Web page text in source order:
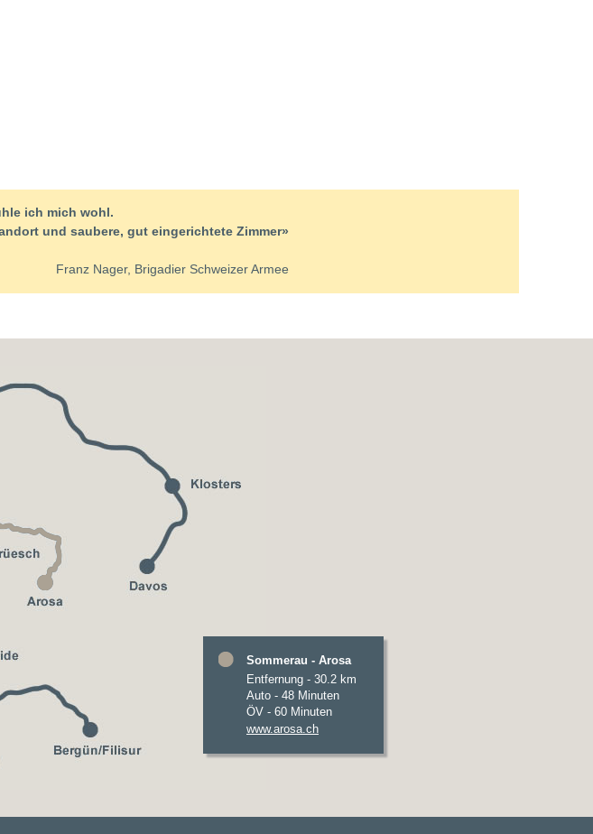
ich mich wohl.
und saubere, gut eingerichtete Zimmer»
Franz Nager, Brigadier Schweizer Armee
Sommerau - Arosa
Entfernung - 30.2 km
Auto - 48 Minuten
ÖV - 60 Minuten
www.arosa.ch